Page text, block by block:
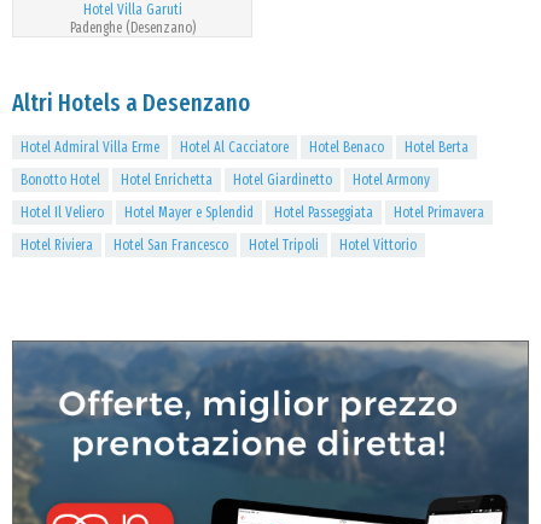
Hotel Villa Garuti
Padenghe (Desenzano)
Altri Hotels a Desenzano
Hotel Admiral Villa Erme Hotel Al Cacciatore Hotel Benaco
Hotel Berta
Bonotto Hotel
Hotel Enrichetta Hotel Giardinetto
Hotel Armony
Hotel Il Veliero
Hotel Mayer e Splendid Hotel Passeggiata
Hotel Primavera
Hotel Riviera
Hotel San Francesco Hotel Tripoli Hotel Vittorio